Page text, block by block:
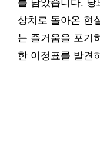
를 담았습니다. 당
상치로 돌아온 현
는 즐거움을 포기
한 이정표를 발견